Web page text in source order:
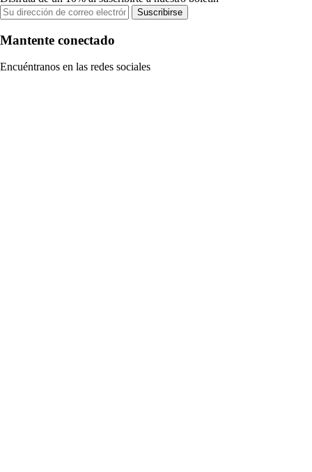
Suscribirse
Mantente conectado
Encuéntranos en las redes sociales